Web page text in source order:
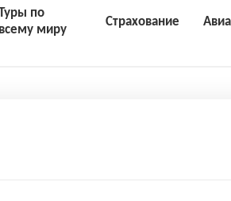
по
миру
Страхование